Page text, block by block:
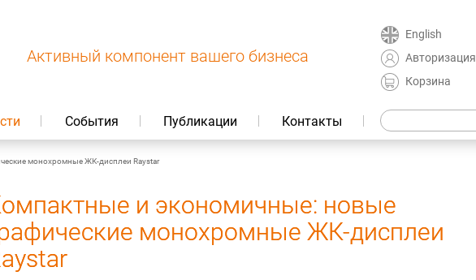
Активный компонент вашего бизнеса
English
Авторизация
Корзина
События Публикации Контакты
монохромные ЖК-дисплеи Raystar
и экономичные: новые
монохромные ЖК-дисплеи